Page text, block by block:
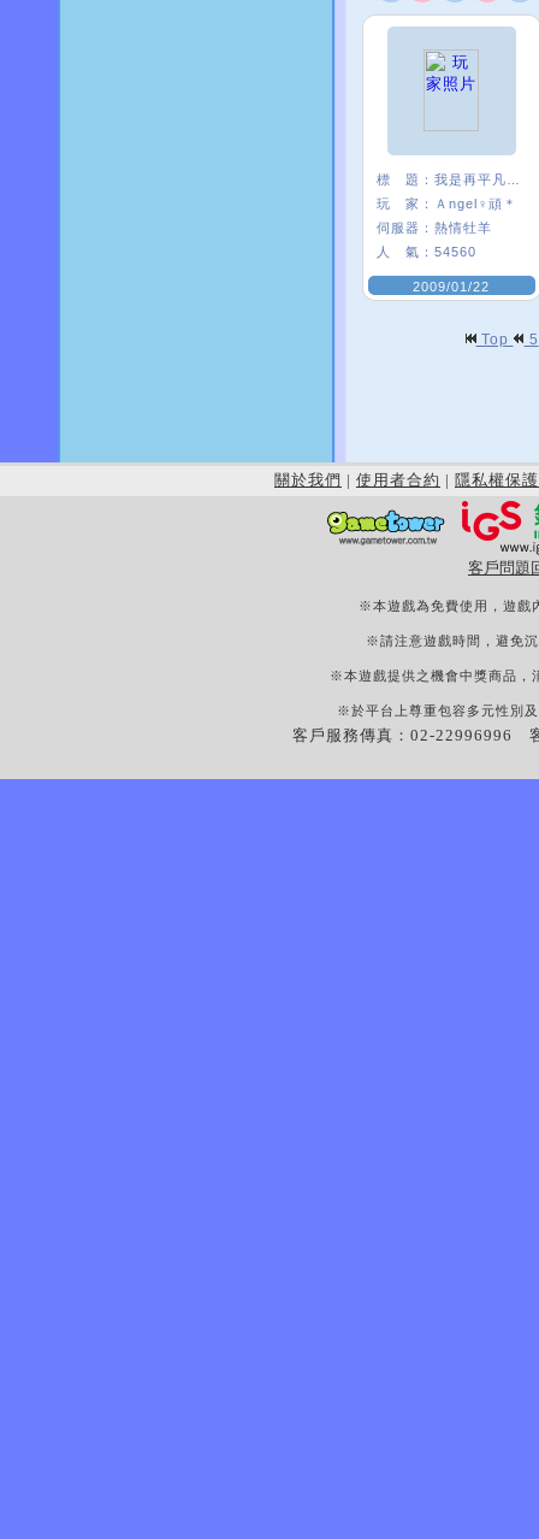
標 題：
玩 家：
Ａngel♀頑＊
伺服器： 熱情牡羊
人 氣： 54560
2009/01/22
Top 5
關於我們 | 使用者合約 | 隱私權保護
客戶問題
※本遊戲為免費使用，遊戲
※請注意遊戲時間，避免
※本遊戲提供之機會中獎商品，
※於平台上尊重包容多元性別
客戶服務傳真：02-22996996